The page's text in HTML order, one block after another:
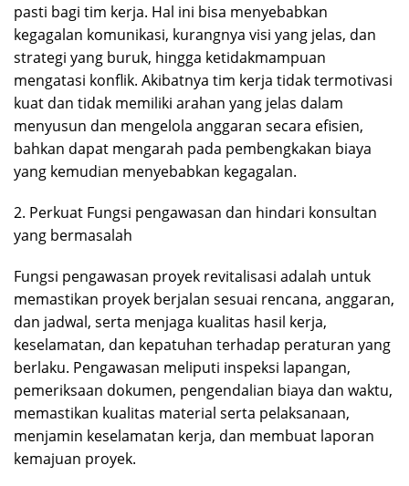
pasti bagi tim kerja. Hal ini bisa menyebabkan
kegagalan komunikasi, kurangnya visi yang jelas, dan
strategi yang buruk, hingga ketidakmampuan
mengatasi konflik. Akibatnya tim kerja tidak termotivasi
kuat dan tidak memiliki arahan yang jelas dalam
menyusun dan mengelola anggaran secara efisien,
bahkan dapat mengarah pada pembengkakan biaya
yang kemudian menyebabkan kegagalan.
2. Perkuat Fungsi pengawasan dan hindari konsultan
yang bermasalah
Fungsi pengawasan proyek revitalisasi adalah untuk
memastikan proyek berjalan sesuai rencana, anggaran,
dan jadwal, serta menjaga kualitas hasil kerja,
keselamatan, dan kepatuhan terhadap peraturan yang
berlaku. Pengawasan meliputi inspeksi lapangan,
pemeriksaan dokumen, pengendalian biaya dan waktu,
memastikan kualitas material serta pelaksanaan,
menjamin keselamatan kerja, dan membuat laporan
kemajuan proyek.